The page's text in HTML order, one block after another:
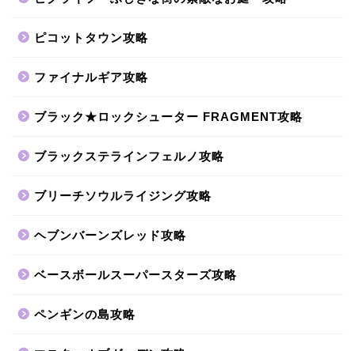
ピコットタウン攻略
ファイナルギア攻略
ブラック★ロックシューター FRAGMENT攻略
ブラックステラインフェルノ攻略
ブリーチソウルライジング攻略
ヘブンバーンズレッド攻略
ベースボールスーパースターズ攻略
ペンギンの島攻略